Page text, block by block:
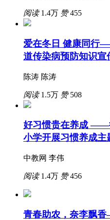
阅读1.4万 赞455
爱在冬日 健康同行
道传染病预防知识宣
陈涛 陈涛
阅读1.5万 赞508
好习惯贵在养成 ——
小学开展习惯养成主
中教网 李伟
阅读1.4万 赞456
青春助农，奈李飘